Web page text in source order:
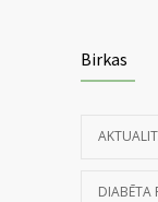
Birkas
DIABĒTA